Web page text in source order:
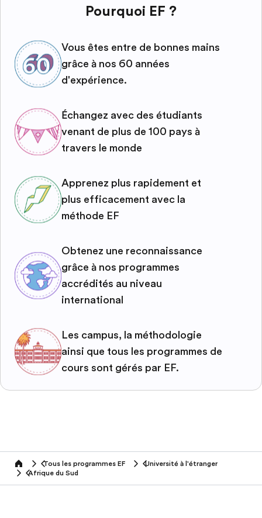
Pourquoi EF ?
Vous êtes entre de bonnes mains
grâce à nos 60 années
d'expérience.
Échangez avec des étudiants
venant de plus de 100 pays à
travers le monde
Apprenez plus rapidement et
plus efficacement avec la
méthode EF
Obtenez une reconnaissance
grâce à nos programmes
accrédités au niveau
international
Les campus, la méthodologie
ainsi que tous les programmes de
cours sont gérés par EF.
home Tous les programmes EF
Université à l'étranger
Afrique du Sud